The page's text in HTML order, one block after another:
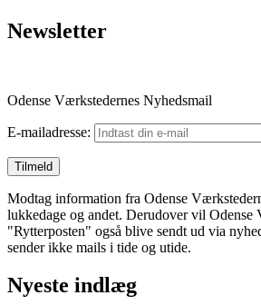
Newsletter
Odense Værkstedernes Nyhedsmail
E-mailadresse:
Modtag information fra Odense
lukkedage og andet. Derudover vil Odense
"Rytterposten" også blive sendt ud via
sender ikke mails i tide og utide.
Nyeste indlæg